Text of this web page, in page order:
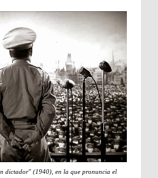
dictador" (1940), en la que pronuncia el